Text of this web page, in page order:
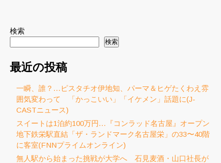
検索
検索
最近の投稿
一瞬、誰？…ピスタチオ伊地知、パーマ＆ヒゲたくわえ雰
囲気変わって 「かっこいい」「イケメン」話題に(J-
CASTニュース)
スイートは1泊約100万円…『コンラッド名古屋』オープン
地下鉄栄駅直結「ザ・ランドマーク名古屋栄」の33〜40階
に客室(FNNプライムオンライン)
無人駅から始まった挑戦が大学へ 石見麦酒・山口社長が